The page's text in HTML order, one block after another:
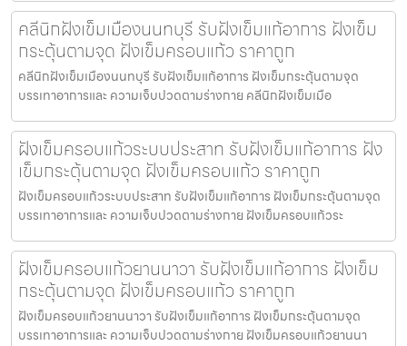
คลีนิกฝังเข็มเมืองนนทบุรี รับฝังเข็มแก้อาการ ฝังเข็ม
กระตุ้นตามจุด ฝังเข็มครอบแก้ว ราคาถูก
คลีนิกฝังเข็มเมืองนนทบุรี รับฝังเข็มแก้อาการ ฝังเข็มกระตุ้นตามจุด
บรรเทาอาการและ ความเจ็บปวดตามร่างกาย คลีนิกฝังเข็มเมือ
ฝังเข็มครอบแก้วระบบประสาท รับฝังเข็มแก้อาการ ฝัง
เข็มกระตุ้นตามจุด ฝังเข็มครอบแก้ว ราคาถูก
ฝังเข็มครอบแก้วระบบประสาท รับฝังเข็มแก้อาการ ฝังเข็มกระตุ้นตามจุด
บรรเทาอาการและ ความเจ็บปวดตามร่างกาย ฝังเข็มครอบแก้วระ
ฝังเข็มครอบแก้วยานนาวา รับฝังเข็มแก้อาการ ฝังเข็ม
กระตุ้นตามจุด ฝังเข็มครอบแก้ว ราคาถูก
ฝังเข็มครอบแก้วยานนาวา รับฝังเข็มแก้อาการ ฝังเข็มกระตุ้นตามจุด
บรรเทาอาการและ ความเจ็บปวดตามร่างกาย ฝังเข็มครอบแก้วยานนา